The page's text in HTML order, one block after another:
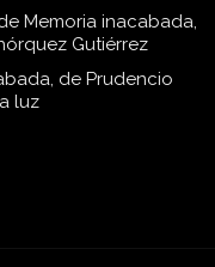
Memoria inacabada,
Gutiérrez
de Prudencio
luz